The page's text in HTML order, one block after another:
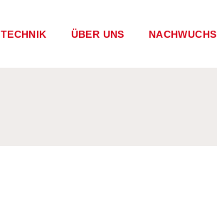
TECHNIK ÜBER UNS NACHWUCHS